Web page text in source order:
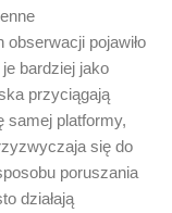
pojawiło
je bardziej jako
przyciągają
samej platformy,
się do
poruszania
działają